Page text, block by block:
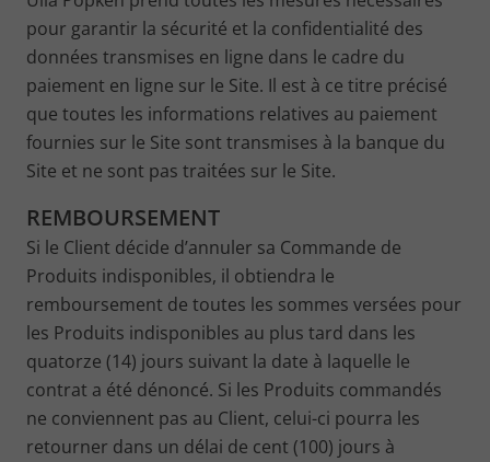
pour garantir la sécurité et la confidentialité des
données transmises en ligne dans le cadre du
paiement en ligne sur le Site. Il est à ce titre précisé
que toutes les informations relatives au paiement
fournies sur le Site sont transmises à la banque du
Site et ne sont pas traitées sur le Site.
REMBOURSEMENT
Si le Client décide d’annuler sa Commande de
Produits indisponibles, il obtiendra le
remboursement de toutes les sommes versées pour
les Produits indisponibles au plus tard dans les
quatorze (14) jours suivant la date à laquelle le
contrat a été dénoncé. Si les Produits commandés
ne conviennent pas au Client, celui-ci pourra les
retourner dans un délai de cent (100) jours à